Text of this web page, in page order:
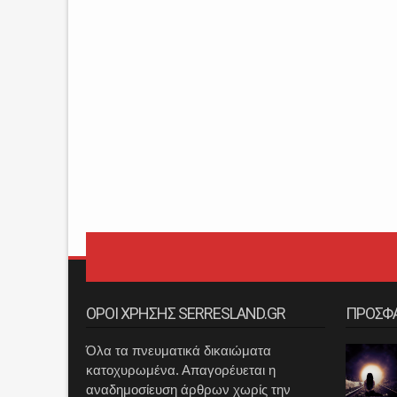
ΟΡΟΙ ΧΡΗΣΗΣ SERRESLAND.GR
Όλα τα πνευματικά δικαιώματα
κατοχυρωμένα. Απαγορέυεται η
αναδημοσίευση άρθρων χωρίς την